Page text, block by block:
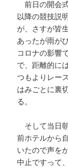
前日の開会
以降の競技説
が、さすが皆
あったが雨が
コロナの影響
で、距離的に
つもよりレー
はみごとに裏
る。
そして当日
前ホテルから
いたので声を
中止ですって